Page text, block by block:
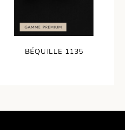
BÉQUILLE 1135